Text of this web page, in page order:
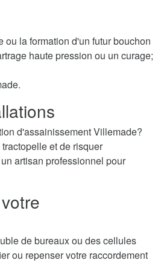
ou la formation d'un futur bouchon
haute pression ou un curage;
d'assainissement Villemade?
et de risquer
artisan professionnel pour
de bureaux ou des cellules
ou repenser votre raccordement